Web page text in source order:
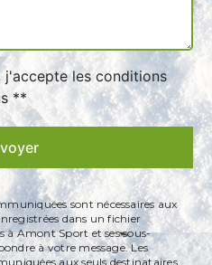
j'accepte les conditions
**
sont nécessaires aux
dans un fichier
à Amont Sport et ses sous-
à votre message. Les
aux seuls destinataires